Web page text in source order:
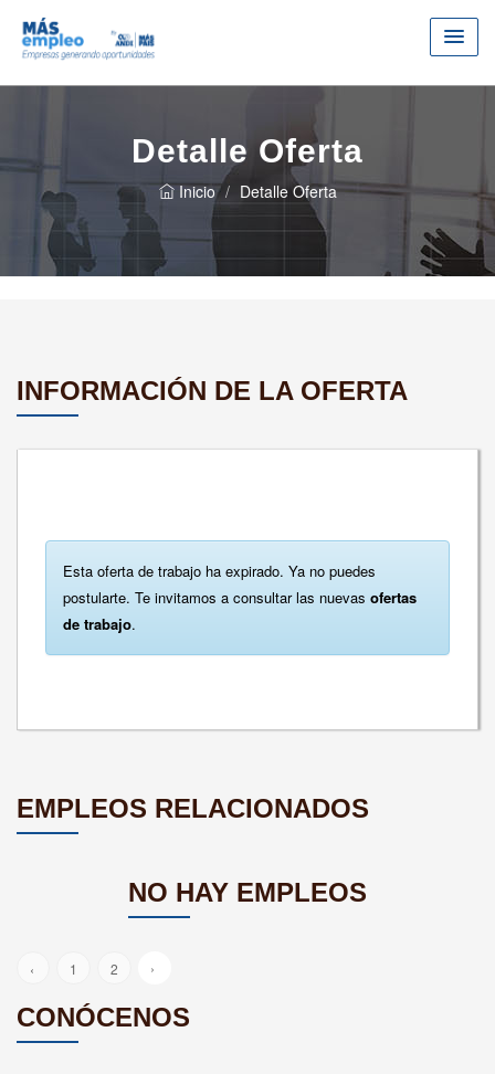
Detalle Oferta
Inicio Detalle Oferta
INFORMACIÓN DE LA OFERTA
Esta oferta de trabajo ha expirado. Ya no puedes
postularte. Te invitamos a consultar las nuevas ofertas
de trabajo.
EMPLEOS RELACIONADOS
NO HAY EMPLEOS
‹ 1 2 ›
CONÓCENOS